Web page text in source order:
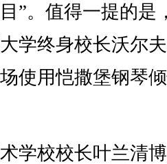
”。值得一提的是
学终身校长沃尔夫
使用恺撒堡钢琴
校校长叶兰清